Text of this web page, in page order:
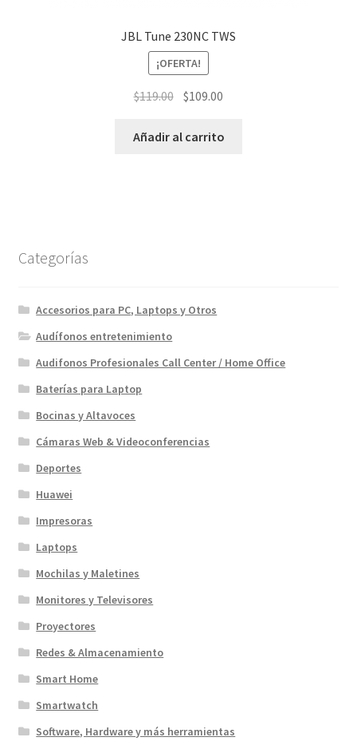
JBL Tune 230NC TWS
¡OFERTA!
$119.00 El
original
$109.00
actual
Añadir al carrito
Categorías
Accesorios para PC, Laptops y Otros
Audífonos entretenimiento
Audifonos Profesionales Call Center / Home Office
Baterías para Laptop
Bocinas y Altavoces
Cámaras Web & Videoconferencias
Deportes
Huawei
Impresoras
Laptops
Mochilas y Maletines
Monitores y Televisores
Proyectores
Redes & Almacenamiento
Smart Home
Smartwatch
Software, Hardware y más herramientas